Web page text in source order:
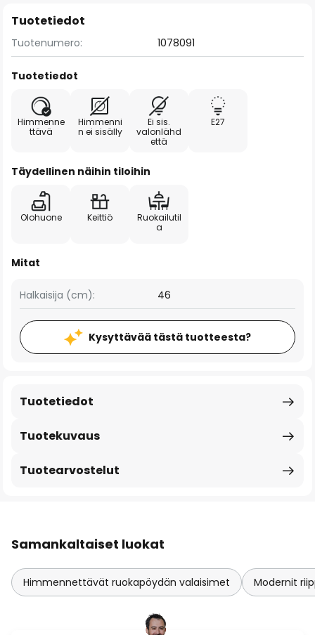
Tuotetiedot
Tuotenumero: 1078091
Tuotetiedot
Himmenne
ttävä
Himmenni
n ei sisälly
Ei sis.
valonlähd
että
E27
Täydellinen näihin tiloihin
Olohuone Keittiö
Ruokailutil
a
Mitat
Halkaisija (cm): 46
Kysyttävää tästä tuotteesta?
Tuotekuvaus
Tuotetiedot
Tuotearvostelut
Samankaltaiset luokat
Himmennettävät ruokapöydän valaisimet Modernit